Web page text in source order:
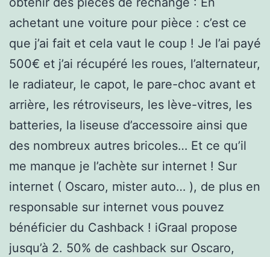
achetant une voiture pour pièce : c’est ce
que j’ai fait et cela vaut le coup ! Je l’ai payé
500€ et j’ai récupéré les roues, l’alternateur,
le radiateur, le capot, le pare-choc avant et
arrière, les rétroviseurs, les lève-vitres, les
batteries, la liseuse d’accessoire ainsi que
des nombreux autres bricoles… Et ce qu’il
me manque je l’achète sur internet ! Sur
internet ( Oscaro, mister auto… ), de plus en
responsable sur internet vous pouvez
bénéficier du Cashback ! iGraal propose
jusqu’à 2. 50% de cashback sur Oscaro,